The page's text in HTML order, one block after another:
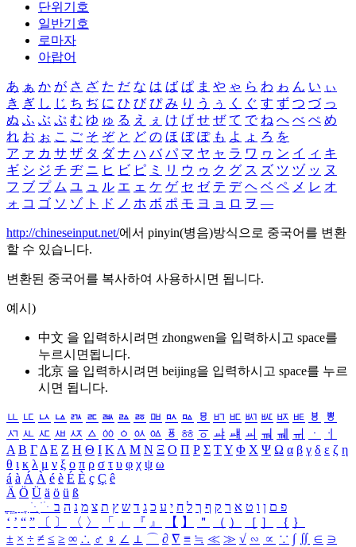
단위기호
일반기호
로마자
아랍어
あ ぁ か が さ ざ た だ な は ば ぱ ま や ゃ ら わ ゎ ん い ぃ
き ぎ し じ ち ぢ に ひ び ぴ み り う ぅ く ぐ す ず つ づ っ
ぬ ふ ぶ ぷ む ゆ ゅ る え ぇ け げ せ ぜ て で ね へ べ ぺ め
れ お ぉ こ ご そ ぞ と ど の ほ ぼ ぽ も よ ょ ろ を
ア ァ カ サ ザ タ ダ ナ ハ バ パ マ ヤ ャ ラ ワ ヮ ン イ ィ キ
ギ シ ジ チ ヂ ニ ヒ ビ ピ ミ リ ウ ゥ ク グ ス ズ ツ ヅ ッ ヌ
フ ブ プ ム ユ ュ ル エ ェ ケ ゲ セ ゼ テ デ ヘ ベ ペ メ レ オ
ォ コ ゴ ソ ゾ ト ド ノ ホ ボ ポ モ ヨ ョ ロ ヲ ―
http://chineseinput.net/에서 pinyin(병음)방식으로 중국어를 변환
할 수 있습니다.
변환된 중국어를 복사하여 사용하시면 됩니다.
예시)
中文 을 입력하시려면 zhongwen을 입력하시고 space를
누르시면됩니다.
北京 을 입력하시려면 beijing을 입력하시고 space를 누르
시면 됩니다.
ㅥ ㅦ ㅧ ㅨ ㅩ ㅪ ㅫ ㅬ ㅭ ㅮ ㅯ ㅰ ㅱ ㅲ ㅳ ㅴ ㅵ ㅶ ㅷ ㅸ
ㅹ
ㅺ ㅻ ㅼ ㅽ ㅾ ㅿ ㆀ ㆁ ㆂ ㆃ ㆄ ㆅ ㆆ ㆇ ㆈ ㆉ ㆊ ㆋ ㆌ ㆍ
ㆎ
Α Β ΓΔ Ε Ζ Η Θ Ι ΚΛ Μ Ν Ξ Ο Π Ρ Σ ΤΥ Φ Χ Ψ Ω α β γ δ ε ζ η
θ ι κ λ μ ν ξ ο π ρ σ τ υ φ χ ψ ω
á à Á À é è É È ç Ç ê
Ä Ö Ü ä ö ü ß
ִֶֹ ֻּ ׁׂ פ ם ן ו ט א ר ק ף ך ל ח י ע כ ג ד ש ץ ת צ מ נ ה ב
‘ ’ “ ” 〔 〕 〈 〉 「 」 『 』 【 】 ＂ （ ） ［ ］ ｛ ｝
± × ÷ ≠ ≤ ≥ ∞ ∴ ♂ ♀ ∠ ⊥ ⌒ ∂ ∇ ≡ ≒ ≪ ≫ √ ∽ ∝ ∵ ∫ ∬ ∈ ∋